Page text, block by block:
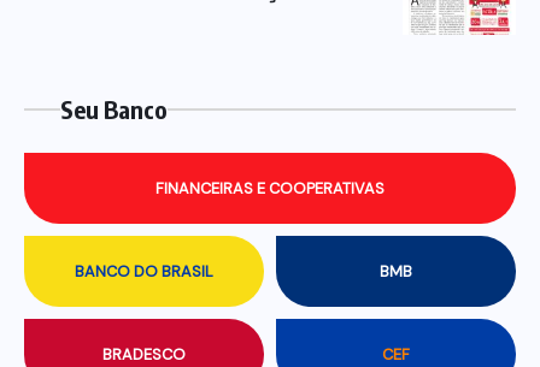
Seu Banco
BANCO DO BRASIL BMB
BRADESCO CEF
FINANCEIRAS E COOPERATIVAS